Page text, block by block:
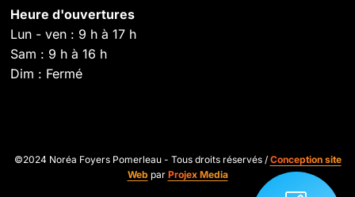
Heure d'ouvertures
Lun - ven : 9 h à 17 h
Sam : 9 h à 16 h
Dim : Fermé
©2024 Noréa Foyers Pomerleau - Tous droits réservés / Conception site
Web par Projex Media